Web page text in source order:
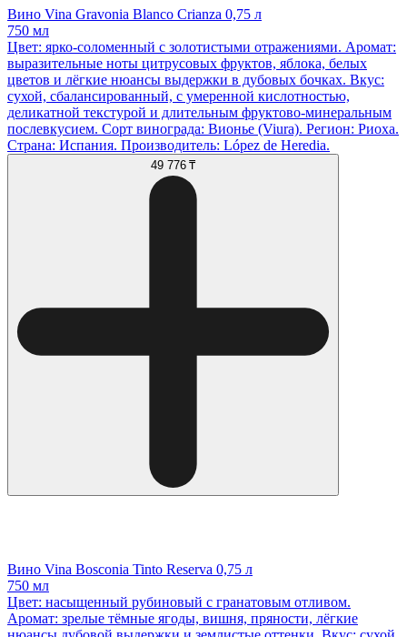
Вино Vina Gravonia Blanco Crianza 0,75 л
750 мл
Цвет: ярко‑соломенный с золотистыми отражениями. Аромат:
выразительные ноты цитрусовых фруктов, яблока, белых
цветов и лёгкие нюансы выдержки в дубовых бочках. Вкус:
сухой, сбалансированный, с умеренной кислотностью,
деликатной текстурой и длительным фруктово‑минеральным
послевкусием. Сорт винограда: Вионье (Viura). Регион: Риоха.
Страна: Испания. Производитель: López de Heredia.
49 776 ₸
Вино Vina Bosconia Tinto Reserva 0,75 л
750 мл
Цвет: насыщенный рубиновый с гранатовым отливом.
Аромат: зрелые тёмные ягоды, вишня, пряности, лёгкие